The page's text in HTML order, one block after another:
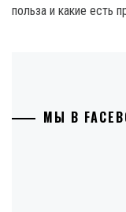
польза и какие есть
МЫ В